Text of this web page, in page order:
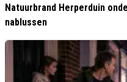
Natuurbrand Herperduin
nablussen